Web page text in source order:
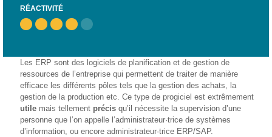
RÉACTIVITÉ
Les ERP sont des logiciels de planification et de gestion de
ressources de l’entreprise qui permettent de traiter de manière
efficace les différents pôles tels que la gestion des achats, la
gestion de la production etc. Ce type de progiciel est extrêmement
utile mais tellement précis qu’il nécessite la supervision d’une
personne que l’on appelle l’administrateur·trice de systèmes
d’information, ou encore administrateur·trice ERP/SAP.
J’explore les
métiers de
l’informatique
Electromécanicienne
FormaTIC
– Le
numérique
au travail